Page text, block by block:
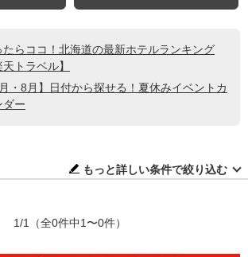
たらココ！北海道の最新ホテルランキング
天トラベル】
月・8月】日付から探せる！夏休みイベントカ
ダー
もっと詳しい条件で絞り込む
1/1 （全0件中1〜0件）